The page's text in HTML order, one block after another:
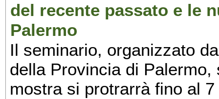
del recente passato e le
Palermo
Il seminario, organizzato
della Provincia di
mostra si protrarrà fino al